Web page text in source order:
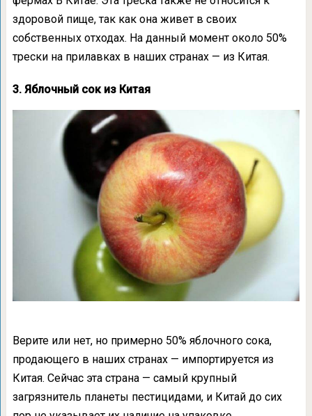
здоровой пище, так как она живет в своих
собственных отходах. На данный момент около 50%
трески на прилавках в наших странах — из Китая.
3. Яблочный сок из Китая
Верите или нет, но примерно 50% яблочного сока,
продающего в наших странах — импортируется из
Китая. Сейчас эта страна — самый крупный
загрязнитель планеты пестицидами, и Китай до сих